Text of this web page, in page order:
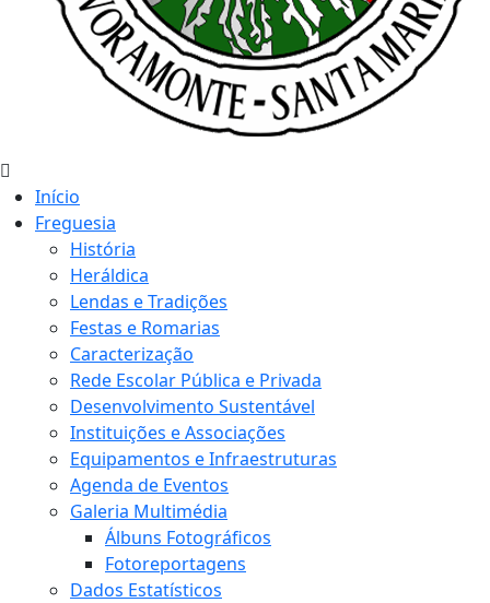
Início
Freguesia
História
Heráldica
Lendas e Tradições
Festas e Romarias
Caracterização
Rede Escolar Pública e Privada
Desenvolvimento Sustentável
Instituições e Associações
Equipamentos e Infraestruturas
Agenda de Eventos
Galeria Multimédia
Álbuns Fotográficos
Fotoreportagens
Dados Estatísticos